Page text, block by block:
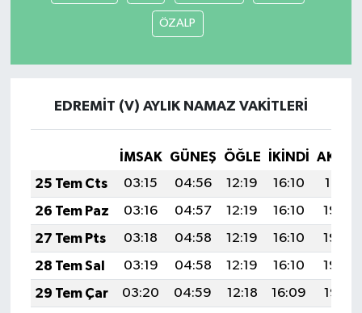
ÖZALP
EDREMİT (V) AYLIK NAMAZ VAKITLERI
İMSAK GÜNEŞ ÖĞLE İKINDI
25 Tem Cts
03:15 04:56 12:19 16:10
19:31
26 Tem Paz
03:16 04:57 12:19 16:10
19:30
27 Tem Pts
03:18 04:58 12:19 16:10
19:30
28 Tem Sal
03:19 04:58 12:19 16:10
19:29
29 Tem Çar
03:20 04:59 12:18 16:09
19:28